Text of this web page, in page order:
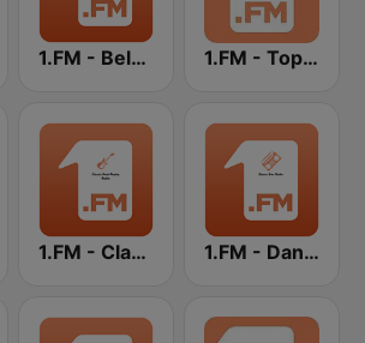
1.FM - Beloved Ballads 1.FM - Top 40
1.FM - Classic Rock Replay 1.FM - Dance One